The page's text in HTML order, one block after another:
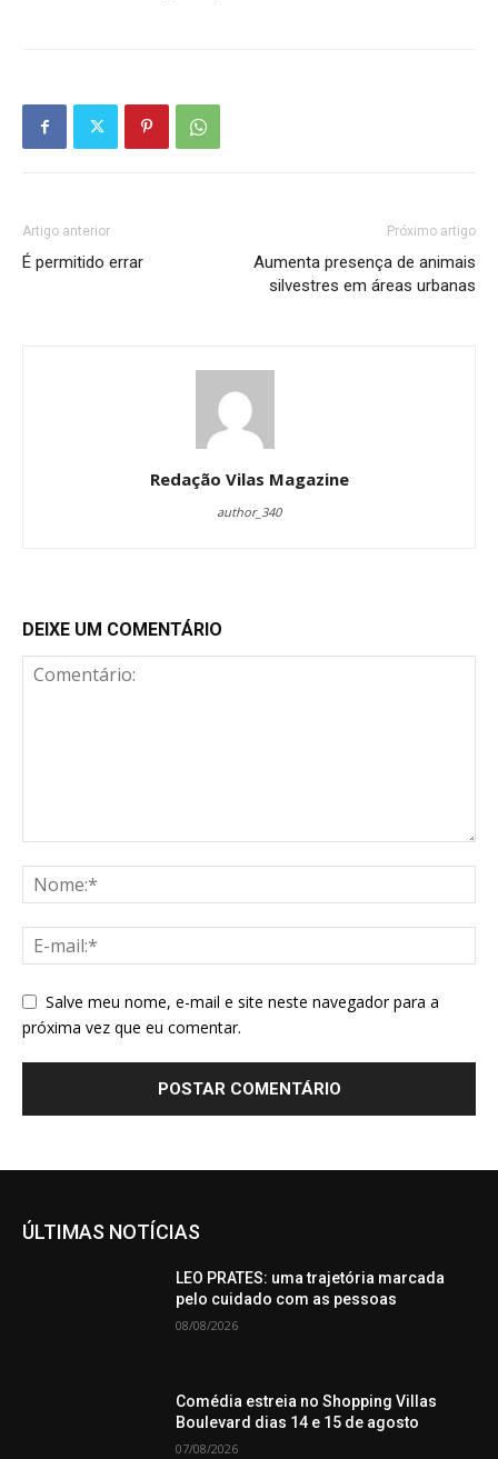
Artigo anterior
É permitido errar
Próximo artigo
Aumenta presença de animais
silvestres em áreas urbanas
Redação Vilas Magazine
author_340
DEIXE UM COMENTÁRIO
Salve meu nome, e-mail e site neste navegador para a
próxima vez que eu comentar.
ÚLTIMAS NOTÍCIAS
LEO PRATES: uma trajetória marcada
pelo cuidado com as pessoas
08/08/2026
Comédia estreia no Shopping Villas
Boulevard dias 14 e 15 de agosto
07/08/2026